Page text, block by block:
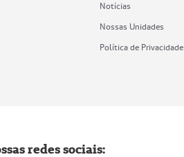
Notícias
Nossas Unidades
Política de Privacidade
redes sociais: